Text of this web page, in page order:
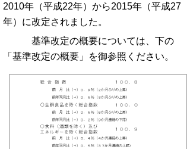
2010年（平成22年）から2015年（平成27
年）に改定されました。
基準改定の概要については、下の
「基準改定の概要」を御参照ください。